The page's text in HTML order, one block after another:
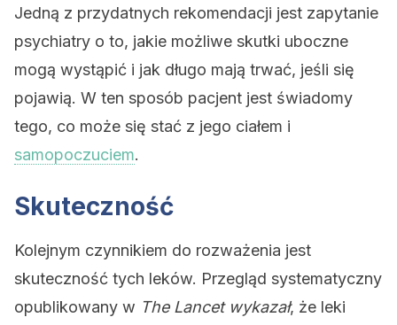
Jedną z przydatnych rekomendacji jest zapytanie
psychiatry o to, jakie możliwe skutki uboczne
mogą wystąpić i jak długo mają trwać, jeśli się
pojawią. W ten sposób pacjent jest świadomy
tego, co może się stać z jego ciałem i
samopoczuciem.
Skuteczność
Kolejnym czynnikiem do rozważenia jest
skuteczność tych leków. Przegląd systematyczny
opublikowany w The Lancet wykazał, że leki